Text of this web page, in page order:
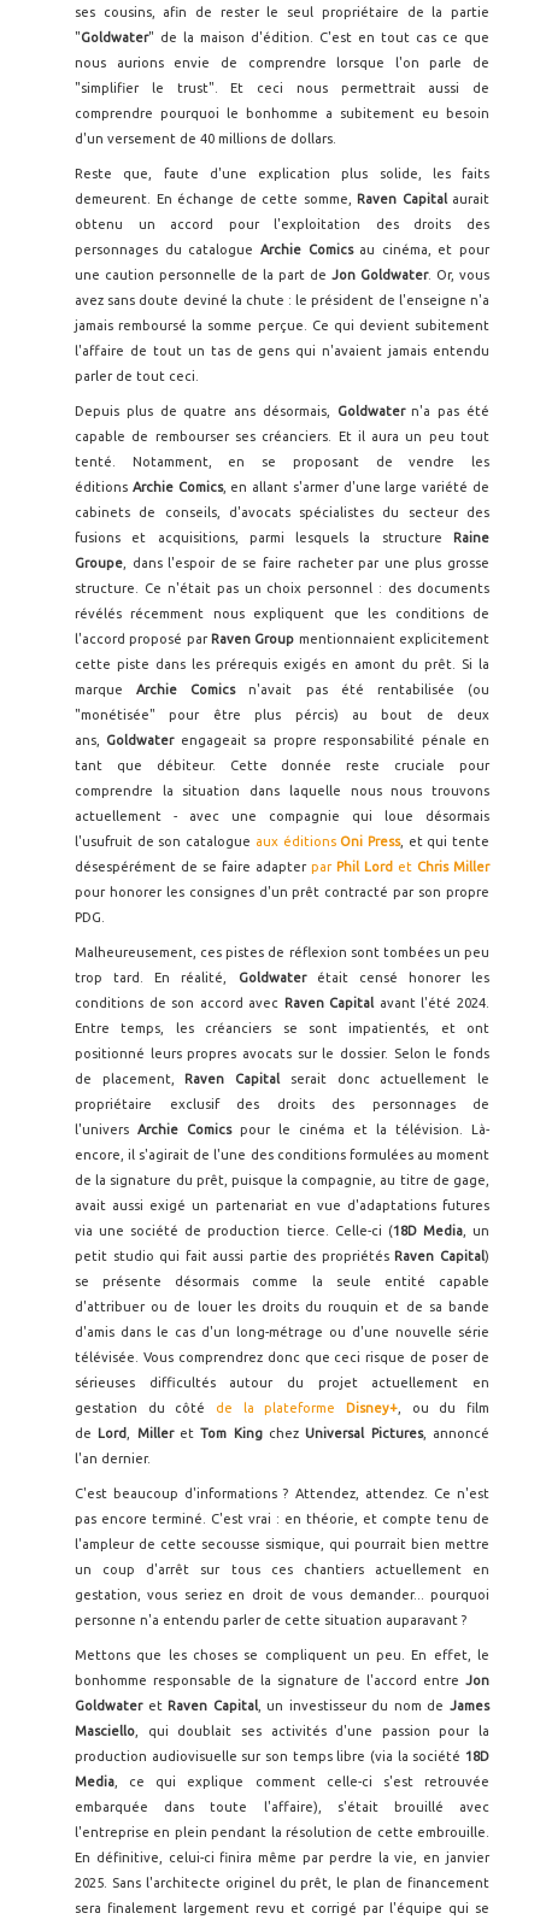
ses cousins, afin de rester le seul propriétaire de la partie
"Goldwater" de la maison d'édition. C'est en tout cas ce que
nous aurions envie de comprendre lorsque l'on parle de
"simplifier le trust". Et ceci nous permettrait aussi de
comprendre pourquoi le bonhomme a subitement eu besoin
d'un versement de 40 millions de dollars.
Reste que, faute d'une explication plus solide, les faits
demeurent. En échange de cette somme,
Raven Capitalaurait
obtenu un accord pour l'exploitation des droits des
personnages du catalogue Archie Comicsau cinéma, et pour
une caution personnelle de la part de Jon Goldwater. Or, vous
avez sans doute deviné la chute : le président de l'enseigne n'a
jamais remboursé la somme perçue. Ce qui devient subitement
l'affaire de tout un tas de gens qui n'avaient jamais entendu
parler de tout ceci.
Depuis plus de quatre ans désormais, Goldwatern'a pas été
capable de rembourser ses créanciers. Et il aura un peu tout
tenté. Notamment, en se proposant de vendre les
éditions Archie Comics, en allant s'armer d'une large variété de
cabinets de conseils, d'avocats spécialistes du secteur des
fusions et acquisitions, parmi lesquels la structure
Raine
Groupe , dans l'espoir de se faire racheter par une plus grosse
structure. Ce n'était pas un choix personnel : des documents
révélés récemment nous expliquent que les conditions de
l'accord proposé par Raven Group mentionnaient explicitement
cette piste dans les prérequis exigés en amont du prêt. Si la
marqueArchie Comicsn'avait pas été rentabilisée (ou
"monétisée" pour être plus pércis) au bout de deux
ans, Goldwaterengageait sa propre responsabilité pénale en
tant que débiteur. Cette donnée reste cruciale pour
comprendre la situation dans laquelle nous nous trouvons
actuellement - avec une compagnie qui loue désormais
l'usufruit de son catalogue aux éditionsOni Press, et qui tente
désespérément de se faire adapter par Phil Lord et Chris Miller
pour honorer les consignes d'un prêt contracté par son propre
PDG.
Malheureusement, ces pistes de réflexion sont tombées un peu
trop tard. En réalité,
Goldwaterétait censé honorer les
conditions de son accord avec
Raven Capital avant l'été 2024.
Entre temps, les créanciers se sont impatientés, et ont
positionné leurs propres avocats sur le dossier. Selon le fonds
de placement,
Raven Capital serait donc actuellement le
propriétaire exclusif des droits des personnages de
l'univers Archie Comicspour le cinéma et la télévision. Là-
encore, il s'agirait de l'une des conditions formulées au moment
de la signature du prêt, puisque la compagnie, au titre de gage,
avait aussi exigé un partenariat en vue d'adaptations futures
via une société de production tierce. Celle-ci (18D Media, un
petit studio qui fait aussi partie des propriétés Raven Capital)
se présente désormais comme la seule entité capable
d'attribuer ou de louer les droits du rouquin et de sa bande
d'amis dans le cas d'un long-métrage ou d'une nouvelle série
télévisée. Vous comprendrez donc que ceci risque de poser de
sérieuses difficultés autour du projet actuellement en
gestation du côté de la plateforme Disney+ , ou du film
de
Lord MilleretTom King chezUniversal Pictures, annoncé
l'an dernier.
C'est beaucoup d'informations ? Attendez, attendez. Ce n'est
pas encore terminé. C'est vrai : en théorie, et compte tenu de
l'ampleur de cette secousse sismique, qui pourrait bien mettre
un coup d'arrêt sur tous ces chantiers actuellement en
gestation, vous seriez en droit de vous demander... pourquoi
personne n'a entendu parler de cette situation auparavant ?
Mettons que les choses se compliquent un peu. En effet, le
bonhomme responsable de la signature de l'accord entre Jon
Goldwateret Raven Capital, un investisseur du nom deJames
Masciello , qui doublait ses activités d'une passion pour la
production audiovisuelle sur son temps libre (via la société 18D
Media , ce qui explique comment celle-ci s'est retrouvée
embarquée dans toute l'affaire), s'était brouillé avec
l'entreprise en plein pendant la résolution de cette embrouille.
En définitive, celui-ci finira même par perdre la vie, en janvier
2025. Sans l'architecte originel du prêt, le plan de financement
sera finalement largement revu et corrigé par l'équipe qui se